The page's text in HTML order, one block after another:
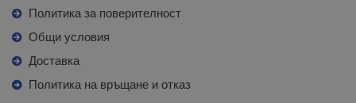
Политика за поверителност
Общи условия
Доставка
Политика на връщане и отказ